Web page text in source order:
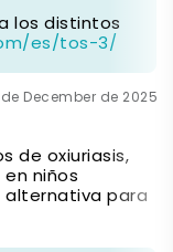
los distintos
es/tos-3/
December de 2025
de oxiuriasis,
niños
alternativa para